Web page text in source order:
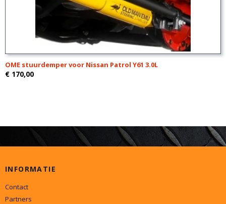
OME stuurdemper voor Nissan Patrol Y61 3.0L
€ 170,00
INFORMATIE
Contact
Partners